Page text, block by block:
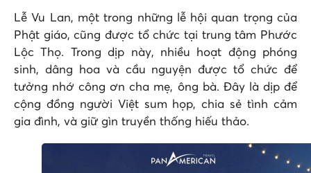
Lễ Vu Lan, một trong những lễ hội quan trọng của
Phật giáo, cũng được tổ chức tại trung tâm Phước
Lộc Thọ. Trong dịp này, nhiều hoạt động phóng
sinh, dâng hoa và cầu nguyện được tổ chức để
tưởng nhớ công ơn cha mẹ, ông bà. Đây là dịp để
cộng đồng người Việt sum họp, chia sẻ tình cảm
gia đình, và giữ gìn truyền thống hiếu thảo.